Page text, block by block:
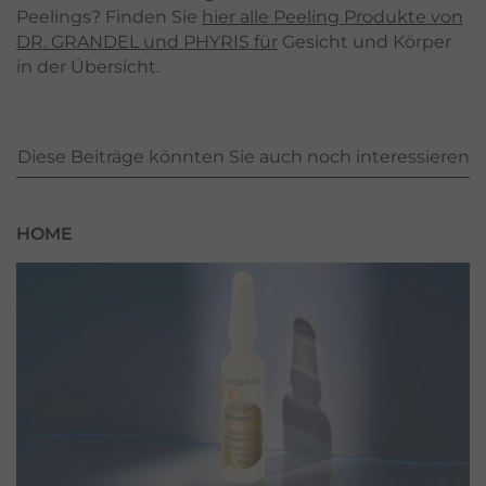
Peelings? Finden Sie hier alle Peeling Produkte von
DR. GRANDEL und PHYRIS für Gesicht und Körper
in der Übersicht.
Diese Beiträge könnten Sie auch noch interessieren
HOME